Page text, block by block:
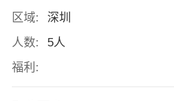
区域:
深圳
人数:
5人
福利: